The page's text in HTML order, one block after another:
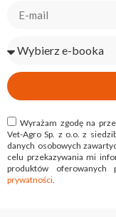
Wyrażam zgodę na
Vet-Agro Sp. z o.o. z
danych osobowych
celu przekazywania mi
produktów
prywatności.